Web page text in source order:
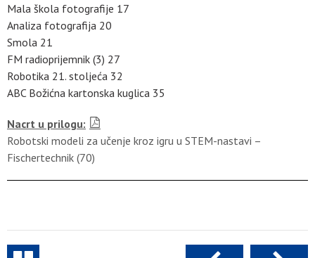
Mala škola fotografije 17
Analiza fotografija 20
Smola 21
FM radioprijemnik (3) 27
Robotika 21. stoljeća 32
ABC Božićna kartonska kuglica 35
Nacrt u prilogu:
Robotski modeli za učenje kroz igru u STEM-nastavi –
Fischertechnik (70)